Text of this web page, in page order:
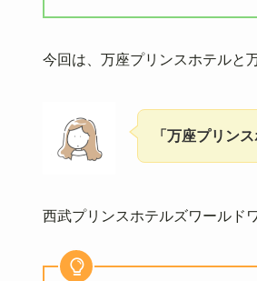
今回は、万座プリンスホテルと
「万座プリン
西武プリンスホテルズワールド